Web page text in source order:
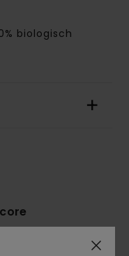
biologisch